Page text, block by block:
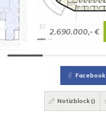
2.690.000,- €
Facebook
Notizblock ()